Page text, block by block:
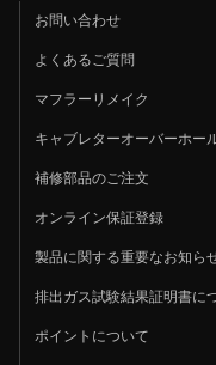
お問い合わせ
よくあるご質問
マフラーリメイク
キャブレターオーバーホー
補修部品のご注文
オンライン保証登録
製品に関する重要なお知ら
排出ガス試験結果証明書に
ポイントについて